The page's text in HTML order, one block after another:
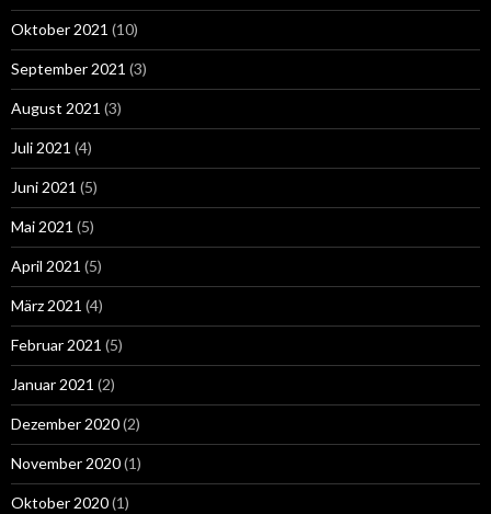
Oktober 2021 (10)
September 2021 (3)
August 2021 (3)
Juli 2021 (4)
Juni 2021 (5)
Mai 2021 (5)
April 2021 (5)
März 2021 (4)
Februar 2021 (5)
Januar 2021 (2)
Dezember 2020(2)
November 2020(1)
Oktober 2020(1)